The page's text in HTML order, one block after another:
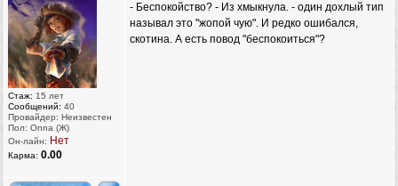
Стаж: 15 лет
Сообщений: 40
Провайдер: Неизвестен
Пол: Onna (Ж)
Он-лайн: Нет
Карма: 0.00
- Беспокойство? - Из хмыкнула. - один дохлый тип
называл это "жопой чую". И редко ошибался,
скотина. А есть повод "беспокоиться"?